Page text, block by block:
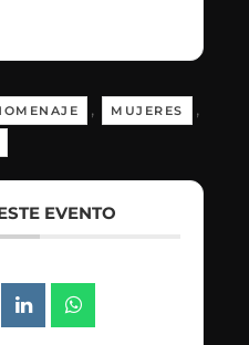
, MUJERES ,
EVENTO